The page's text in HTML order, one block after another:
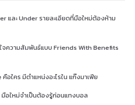
และ Under รายละเอียดที่มือใหม่ต้องห้าม
จความสัมพันธ์แบบ Friends With Benefits
อใคร มีตำแหน่งอะไรใน แก๊งมาเฟีย
มือใหม่จำเป็นต้องรู้ก่อนแทงบอล